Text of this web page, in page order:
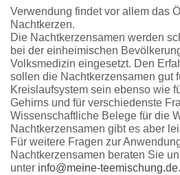
Verwendung findet vor allem das
Nachtkerzen.
Die Nachtkerzensamen werden
bei der einheimischen
Volksmedizin eingesetzt. Den
sollen die Nachtkerzensamen gut
Kreislaufsystem sein ebenso wie
Gehirns und für verschiedenste
Wissenschaftliche Belege für die
Nachtkerzensamen gibt es aber
Für weitere Fragen zur
Nachtkerzensamen beraten Sie
unter info@meine-teemischung.de.